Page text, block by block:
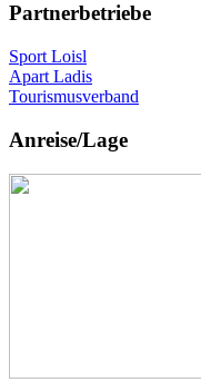
Partnerbetriebe
Sport Loisl
Apart Ladis
Tourismusverband
Anreise/Lage